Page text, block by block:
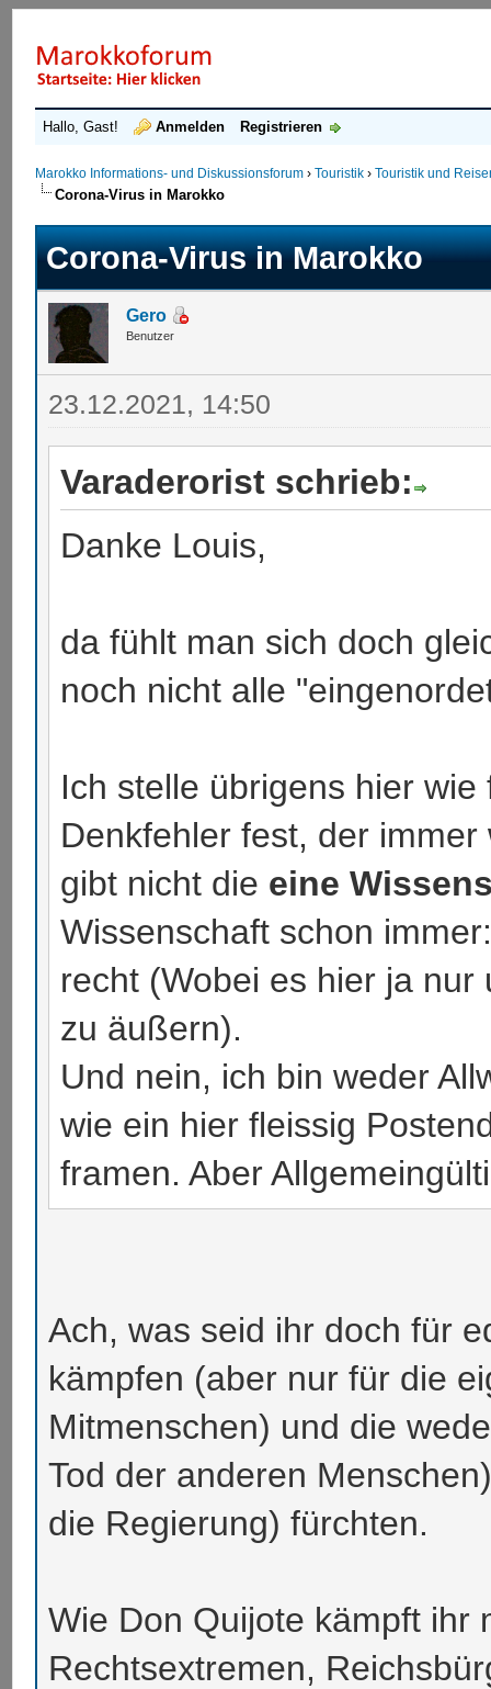
Hallo, Gast! Anmelden Registrieren
Marokko Informations- und Diskussionsforum ›Touristik ›Touristik und
Corona-Virus in Marokko
Corona-Virus in Marokko
Gero
Benutzer
23.12.2021, 14:50
Varaderorist schrieb:
Danke Louis,
da fühlt man sich doch
noch nicht alle
Ich stelle übrigens hier
Denkfehler fest, der
gibt nicht die eine
Wissenschaft schon
recht (Wobei es hier ja
zu äußern).
Und nein, ich bin weder
wie ein hier fleissig
framen. Aber
Ach, was seid ihr doch für
kämpfen (aber nur für die
Mitmenschen) und die
Tod der anderen
die Regierung) fürchten.
Wie Don Quijote kämpft ihr
Rechtsextremen,